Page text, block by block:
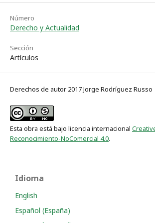
Número
Derecho y Actualidad
Sección
Artículos
Derechos de autor 2017 Jorge Rodríguez Russo
Esta obra está bajo licencia internacional
Reconocimiento-NoComercial 4.0.
Idioma
English
Español (España)